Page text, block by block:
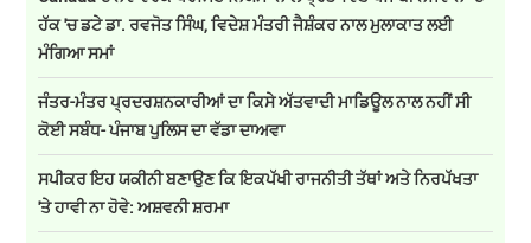
ਹੱਕ 'ਚ ਡਟੇ ਡਾ. ਰਵਜੋਤ ਸਿੰਘ, ਵਿਦੇਸ਼ ਮੰਤਰੀ ਜੈਸ਼ੰਕਰ ਨਾਲ ਮੁਲਾਕਾਤ ਲਈ
ਮੰਗਿਆ ਸਮਾਂ
ਜੰਤਰ-ਮੰਤਰ ਪ੍ਰਦਰਸ਼ਨਕਾਰੀਆਂ ਦਾ ਕਿਸੇ ਅੱਤਵਾਦੀ ਮਾਡਿਊਲ ਨਾਲ ਨਹੀਂ ਸੀ
ਕੋਈ ਸਬੰਧ- ਪੰਜਾਬ ਪੁਲਿਸ ਦਾ ਵੱਡਾ ਦਾਅਵਾ
ਸਪੀਕਰ ਇਹ ਯਕੀਨੀ ਬਣਾਉਣ ਕਿ ਇਕਪੱਖੀ ਰਾਜਨੀਤੀ ਤੱਥਾਂ ਅਤੇ ਨਿਰਪੱਖਤਾ
'ਤੇ ਹਾਵੀ ਨਾ ਹੋਵੇ: ਅਸ਼ਵਨੀ ਸ਼ਰਮਾ